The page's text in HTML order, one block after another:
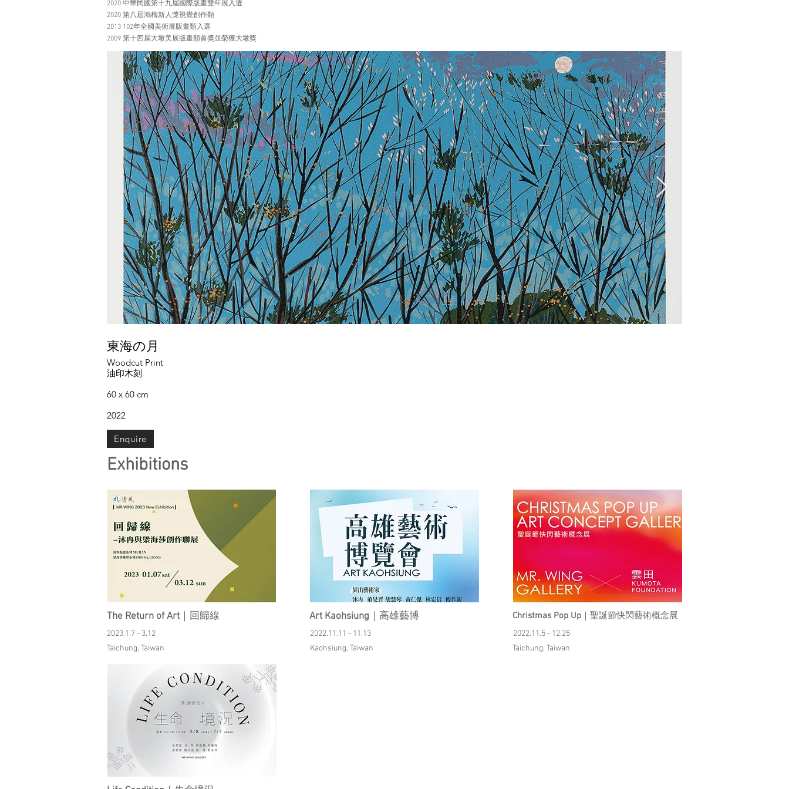
2020 中華民國第十九屆國際版畫雙年展入選
2020 第八屆鴻梅新人獎視覺創作類
2013 102年全國美術展版畫類入選
2009 第十四屆大墩美展版畫類首獎並榮獲大墩獎
東海の月
Woodcut Print
油印木刻
60 x 60 cm
2022
Enquire
Exhibitions
The Return of Art ｜回歸線
2023.1.7 - 3.12
Taichung, Taiwan
Art Kaohsiung ｜高雄藝博
2022.11.11 - 11.13
Kaohsiung, Taiwan
Christmas Pop Up ｜聖誕節快閃藝術概念展
2022.11.5 - 12.25
Taichung, Taiwan